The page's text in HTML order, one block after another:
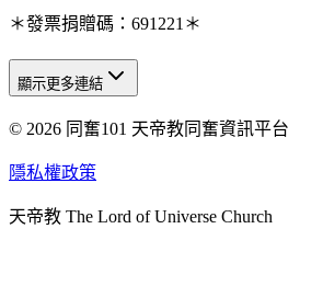
＊發票捐贈碼：691221＊
天人研究總院
天人研究學院
天人炁功院
顯示更多連結
© 2026 同奮101 天帝教同奮資訊平台
隱私權政策
天帝教 The Lord of Universe Church